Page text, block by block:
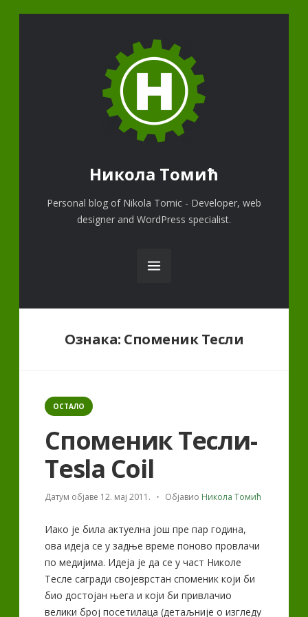
Никола Томић
Personal blog of Nikola Tomic - Developer, web
designer and WordPress specialist.
Ознака: Споменик Тесли
Categories
ОСТАЛО
Споменик Тесли-
Tesla Coil
Датум објаве 12. мај 2011. Објавио Никола Томић
Иако је била актуелна још пре пар година,
ова идеја се у задње време поново провлачи
по медијима. Идеја је да се у част Николе
Тесле сагради својеврстан споменик који би
био достојан њега и који би привлачио
велики број посетилаца (детаљније о изгледу